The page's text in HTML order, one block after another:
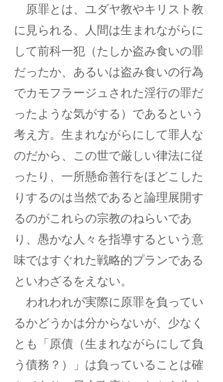
原罪とは、ユダヤ教やキリスト教
に見られる、人間は生まれながらに
して前科一犯（たしか盗み食いの罪
だったか、あるいは盗み食いの行為
でカモフラージュされた淫行の罪だ
ったような気がする）であるという
考え方。生まれながらにして罪人な
のだから、この世で厳しい律法に従
ったり、一所懸命善行をほどこした
りするのは当然であると論理展開す
るのがこれらの宗教のねらいであ
り、愚かな人々を指導するという意
味ではすぐれた戦略的プランである
といわざるをえない。
われわれが実際に原罪を負ってい
るかどうかは分からないが、少なく
とも「原債（生まれながらにして負
う債務？）」は負っていることは確